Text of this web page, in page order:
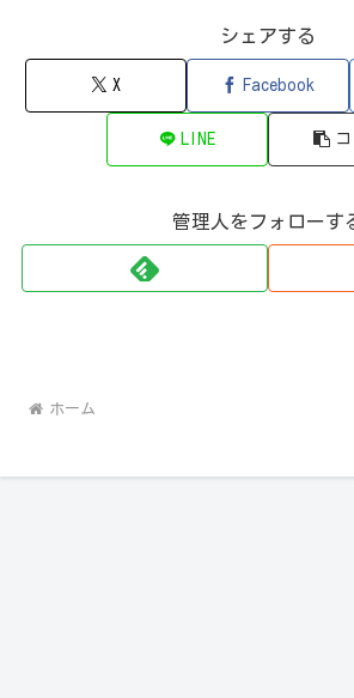
シェアする
X Facebook
LINE
管理人をフォローす
ホーム